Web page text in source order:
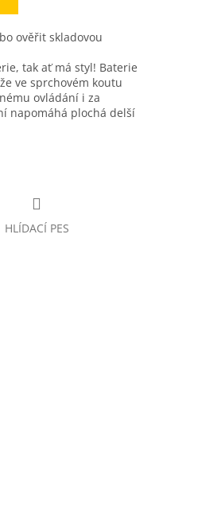
ověřit skladovou
tak ať má styl! Baterie
ve sprchovém koutu
ovládání i za
napomáhá plochá delší
HLÍDACÍ PES